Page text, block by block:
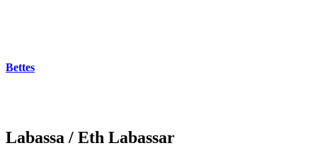
Bettes
Labassa / Eth Labassar